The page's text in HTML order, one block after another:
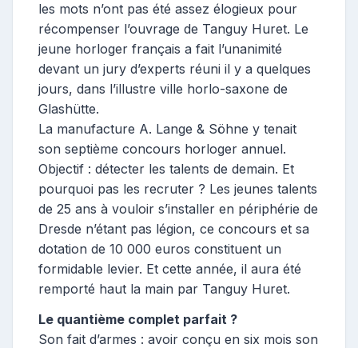
les mots n’ont pas été assez élogieux pour
récompenser l’ouvrage de Tanguy Huret. Le
jeune horloger français a fait l’unanimité
devant un jury d’experts réuni il y a quelques
jours, dans l’illustre ville horlo-saxone de
Glashütte.
La manufacture A. Lange & Söhne y tenait
son septième concours horloger annuel.
Objectif : détecter les talents de demain. Et
pourquoi pas les recruter ? Les jeunes talents
de 25 ans à vouloir s’installer en périphérie de
Dresde n’étant pas légion, ce concours et sa
dotation de 10 000 euros constituent un
formidable levier. Et cette année, il aura été
remporté haut la main par Tanguy Huret.
Le quantième complet parfait ?
Son fait d’armes : avoir conçu en six mois son